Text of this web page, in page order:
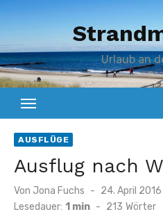
Inhalt
springen
Urlaub an
AUSFLÜGE
Ausflug nach
Von Jona Fuchs
Veröffentlicht
am
24. April 2016
Lesedauer: 1 min - 213 Wörter